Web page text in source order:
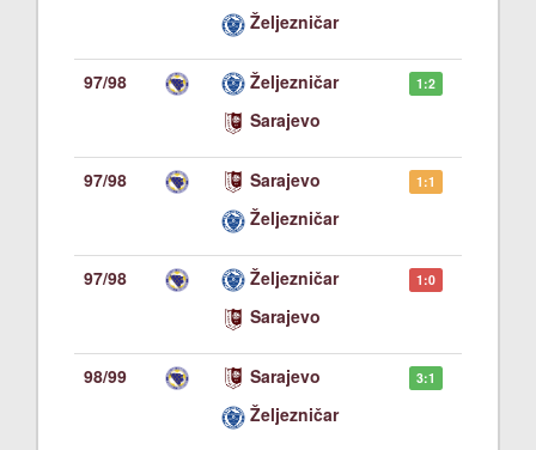
Željezničar
97/98
Željezničar
Sarajevo
1:2
97/98
Sarajevo
Željezničar
1:1
97/98
Željezničar
Sarajevo
1:0
98/99
Sarajevo
Željezničar
3:1